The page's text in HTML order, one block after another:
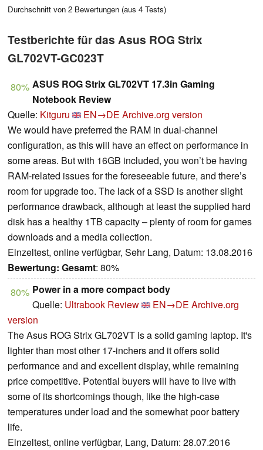
Durchschnitt von 2 Bewertungen (aus 4 Tests)
Testberichte für das Asus ROG Strix
GL702VT-GC023T
80% ASUS ROG Strix GL702VT 17.3in Gaming
Notebook Review
Quelle: Kitguru EN→DE Archive.org version
We would have preferred the RAM in dual-channel
configuration, as this will have an effect on performance in
some areas. But with 16GB included, you won’t be having
RAM-related issues for the foreseeable future, and there’s
room for upgrade too. The lack of a SSD is another slight
performance drawback, although at least the supplied hard
disk has a healthy 1TB capacity – plenty of room for games
downloads and a media collection.
Einzeltest, online verfügbar, Sehr Lang, Datum: 13.08.2016
Bewertung: Gesamt: 80%
80% Power in a more compact body
Quelle: Ultrabook Review EN→DE Archive.org
version
The Asus ROG Strix GL702VT is a solid gaming laptop. It's
lighter than most other 17-inchers and it offers solid
performance and and excellent display, while remaining
price competitive. Potential buyers will have to live with
some of its shortcomings though, like the high-case
temperatures under load and the somewhat poor battery
life.
Einzeltest, online verfügbar, Lang, Datum: 28.07.2016